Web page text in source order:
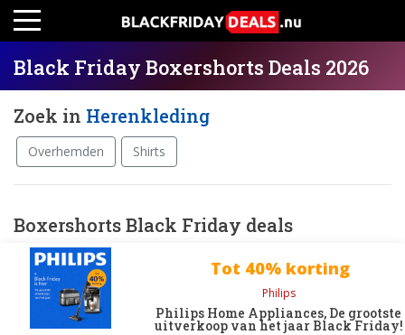
Black Friday Boxershorts Deals 2026
Zoek in Herenkleding
Overhemden Shirts
Boxershorts Black Friday deals
Tot 40% korting
Philips
Philips Home Appliances, De grootste
uitverkoop van het jaar Black Friday!